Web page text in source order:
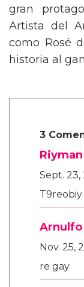
gran
Artista del
como Rosé
historia al
3
Riyman
Sept. 23,
T9reobiy
Arnulfo
Nov. 25,
re gay